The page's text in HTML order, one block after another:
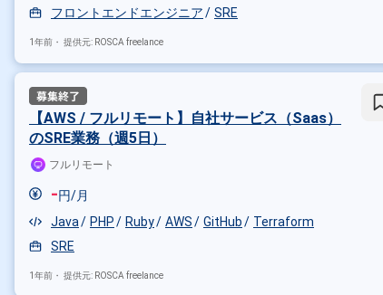
フロントエンドエンジニア
SRE
1年前・ 提供元: ROSCA freelance
【AWS / フルリモート】自社サービス（Saas）
のSRE業務（週5日）
フルリモート
-円/月
Java
PHP Ruby AWS GitHub
Terraform
SRE
1年前・ 提供元: ROSCA freelance